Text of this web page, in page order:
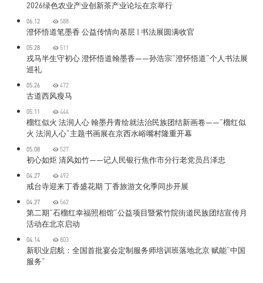
2026绿色农业产业创新茶产业论坛在京举行
06.12 588
澄怀悟道笔墨香 公益传情向基层 | 书法展圆满收官
05.28 511
戎马半生守初心 澄怀悟道翰墨香——孙浩宗“澄怀悟道”个人书法展
巡礼
05.26 472
古道西风瘦马
05.11 444
榴红似火 法润人心 翰墨丹青绘就法治民族团结新画卷——“榴红似
火 法润人心”主题书画展在京西水峪嘴村隆重开幕
05.08 527
初心如炬 清风如竹——记人民银行焦作市分行老党员吕泽忠
04.27 492
戒台寺迎来丁香盛花期 丁香旅游文化季同步开展
04.27 562
第二期“石榴红幸福照相馆”公益项目暨紫竹院街道民族团结宣传月
活动在北京启动
04.14 803
新职业启航：全国首批宴会定制服务师培训班落地北京 赋能“中国
服务”